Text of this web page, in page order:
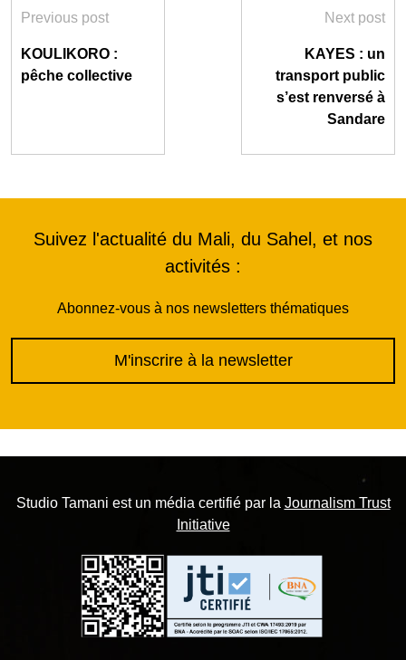
Previous post
KOULIKORO :
pêche collective
Next post
KAYES : un
transport public
s’est renversé à
Sandare
Suivez l'actualité du Mali, du Sahel, et nos
activités :
Abonnez-vous à nos newsletters thématiques
M'inscrire à la newsletter
Studio Tamani est un média certifié par la Journalism Trust
Initiative